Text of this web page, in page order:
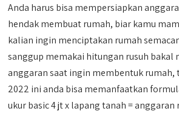
Anda harus bisa mempersiapkan
hendak membuat rumah, biar kamu
kalian ingin menciptakan rumah
sanggup memakai hitungan rusuh bakal
anggaran saat ingin membentuk rumah,
2022 ini anda bisa memanfaatkan
ukur basic 4 jt x lapang tanah = anggaran